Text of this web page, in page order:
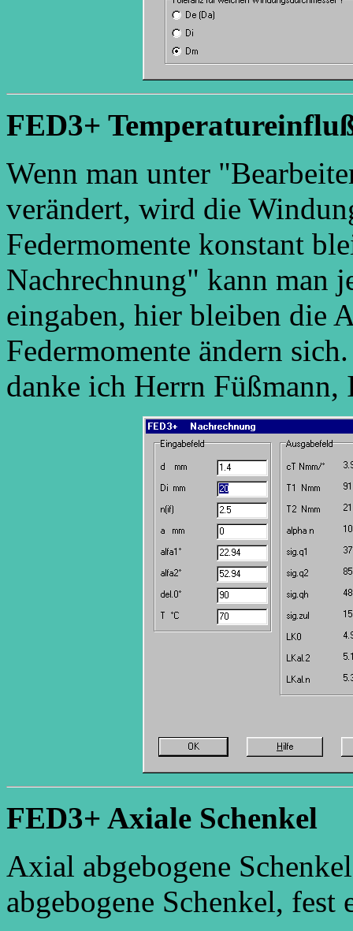
FED3+
Wenn man unter
verändert, wird die
Federmomente konstant
Nachrechnung" kann man
eingaben, hier bleiben die
Federmomente ändern
danke ich Herrn Füßmann,
FED3+ Axiale Schenkel
Axial abgebogene
abgebogene Schenkel,